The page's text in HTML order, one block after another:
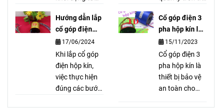
tấn, 10 tấn, …
cho palang
Hàn Quốc. Khởi
động từ
Sungdo 48V có
ký hiệu: TGC3-
48. AC
SUNGDO
dây cáp mang
dòng điện cao
được sử dụng
trong cầu trục,
cổng trục và
bất kỳ thiết bị di
động công
Hướng dẫn lắp
cổ góp điện
hộp kín đúng
nhất
17/06/2024
Khi lắp cổ góp
điện hộp kín,
việc thực hiện
đúng các bước
Cổ góp điện 3
pha hộp kín là
gì?15/11/2023
Cổ góp điện 3
pha hộp kín là
thiết bị bảo vệ
an toàn cho